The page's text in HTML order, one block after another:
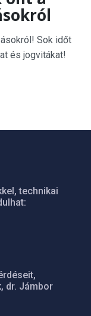
Sok időt
és jogvitákat!
technikai
dr. Jámbor